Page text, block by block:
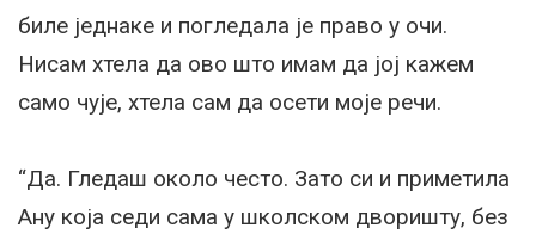
биле једнаке и погледала је право у очи.
Нисам хтела да ово што имам да јој кажем
само чује, хтела сам да осети моје речи.
“Да. Гледаш около често. Зато си и приметила
Ану која седи сама у школском дворишту, без